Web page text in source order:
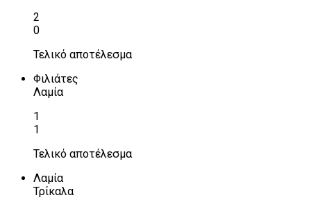
2
0
Τελικό αποτέλεσμα
Φιλιάτες
Λαμία
1
1
Τελικό αποτέλεσμα
Λαμία
Τρίκαλα